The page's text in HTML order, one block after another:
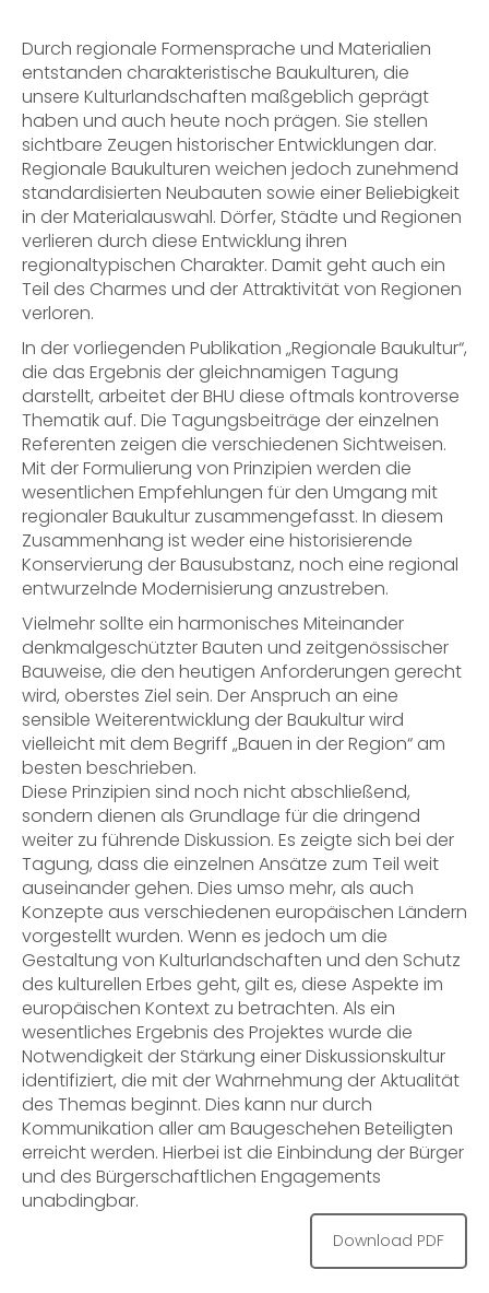
Durch regionale Formensprache und Materialien
entstanden charakteristische Baukulturen, die
unsere Kulturlandschaften maßgeblich geprägt
haben und auch heute noch prägen. Sie stellen
sichtbare Zeugen historischer Entwicklungen dar.
Regionale Baukulturen weichen jedoch zunehmend
standardisierten Neubauten sowie einer Beliebigkeit
in der Materialauswahl. Dörfer, Städte und Regionen
verlieren durch diese Entwicklung ihren
regionaltypischen Charakter. Damit geht auch ein
Teil des Charmes und der Attraktivität von Regionen
verloren.
In der vorliegenden Publikation „Regionale Baukultur“,
die das Ergebnis der gleichnamigen Tagung
darstellt, arbeitet der BHU diese oftmals kontroverse
Thematik auf. Die Tagungsbeiträge der einzelnen
Referenten zeigen die verschiedenen Sichtweisen.
Mit der Formulierung von Prinzipien werden die
wesentlichen Empfehlungen für den Umgang mit
regionaler Baukultur zusammengefasst. In diesem
Zusammenhang ist weder eine historisierende
Konservierung der Bausubstanz, noch eine regional
entwurzelnde Modernisierung anzustreben.
Vielmehr sollte ein harmonisches Miteinander
denkmalgeschützter Bauten und zeitgenössischer
Bauweise, die den heutigen Anforderungen gerecht
wird, oberstes Ziel sein. Der Anspruch an eine
sensible Weiterentwicklung der Baukultur wird
vielleicht mit dem Begriff „Bauen in der Region“ am
besten beschrieben.
Diese Prinzipien sind noch nicht abschließend,
sondern dienen als Grundlage für die dringend
weiter zu führende Diskussion. Es zeigte sich bei der
Tagung, dass die einzelnen Ansätze zum Teil weit
auseinander gehen. Dies umso mehr, als auch
Konzepte aus verschiedenen europäischen Ländern
vorgestellt wurden. Wenn es jedoch um die
Gestaltung von Kulturlandschaften und den Schutz
des kulturellen Erbes geht, gilt es, diese Aspekte im
europäischen Kontext zu betrachten. Als ein
wesentliches Ergebnis des Projektes wurde die
Notwendigkeit der Stärkung einer Diskussionskultur
identifiziert, die mit der Wahrnehmung der Aktualität
des Themas beginnt. Dies kann nur durch
Kommunikation aller am Baugeschehen Beteiligten
erreicht werden. Hierbei ist die Einbindung der Bürger
und des Bürgerschaftlichen Engagements
unabdingbar.
Download PDF